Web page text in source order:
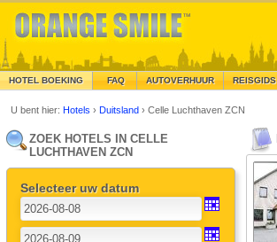
HOTEL BOEKING FAQ AUTOVERHUUR REISGIDS
U bent hier:Hotels›Duitsland›Celle Luchthaven ZCN
ZOEK HOTELS IN CELLE
LUCHTHAVEN ZCN
Selecteer uw datum